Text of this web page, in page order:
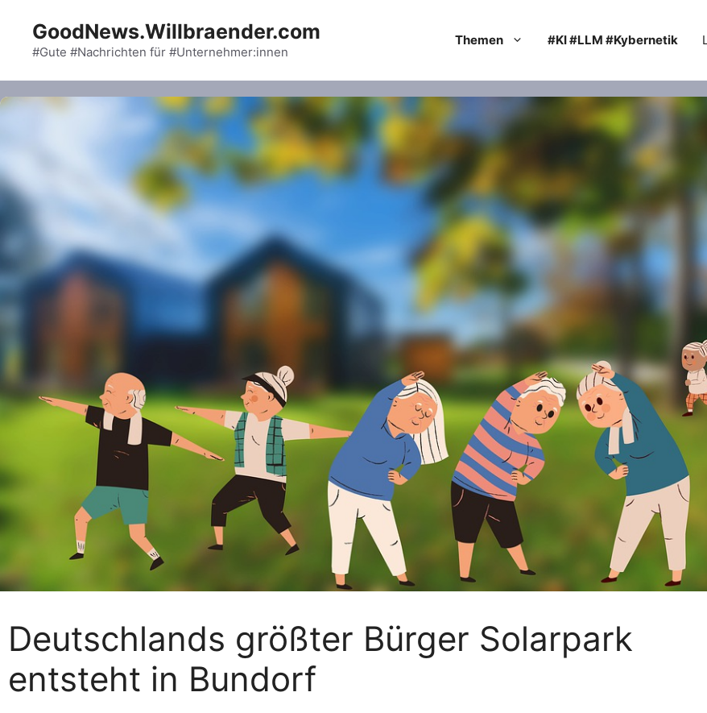
content
GoodNews.Willbraender.com
#Gute #Nachrichten für #Unternehmer:innen
Themen #KI #LLM #Kybernetik
Deutschlands größter Bürger Solarpark
entsteht in Bundorf